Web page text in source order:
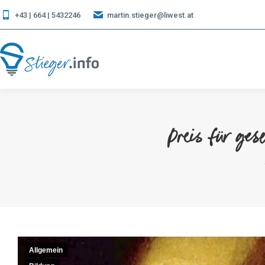
+43 | 664 | 5432246 martin.stieger@liwest.at
Preis für
Allgemein